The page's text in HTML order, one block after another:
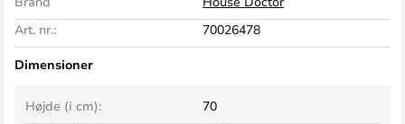
Art. nr.:
70026478
Dimensioner
Højde (i cm): 70